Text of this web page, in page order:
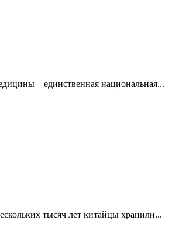
– единственная национальная...
тысяч лет китайцы хранили...